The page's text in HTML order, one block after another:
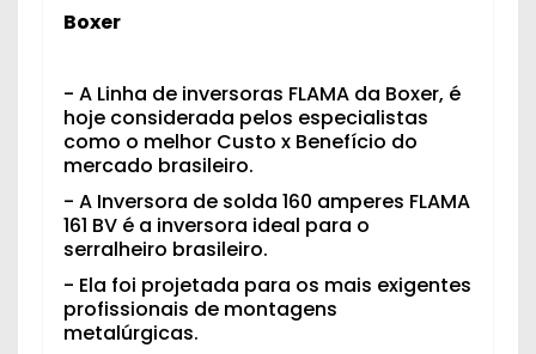
Boxer
- A Linha de inversoras FLAMA da Boxer, é
hoje considerada pelos especialistas
como o melhor Custo x Benefício do
mercado brasileiro.
- A Inversora de solda 160 amperes FLAMA
161 BV é a inversora ideal para o
serralheiro brasileiro.
- Ela foi projetada para os mais exigentes
profissionais de montagens
metalúrgicas.